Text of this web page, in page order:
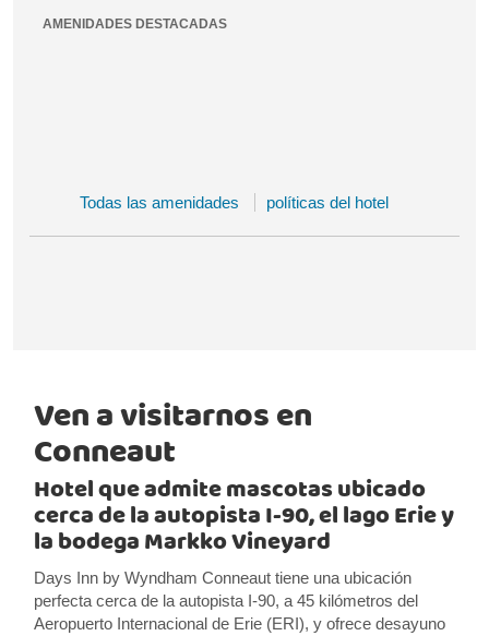
AMENIDADES DESTACADAS
Todas las amenidades políticas del hotel
Ven a visitarnos en
Conneaut
Hotel que admite mascotas ubicado
cerca de la autopista I-90, el lago Erie y
la bodega Markko Vineyard
Days Inn by Wyndham Conneaut tiene una ubicación
perfecta cerca de la autopista I-90, a 45 kilómetros del
Aeropuerto Internacional de Erie (ERI), y ofrece desayuno